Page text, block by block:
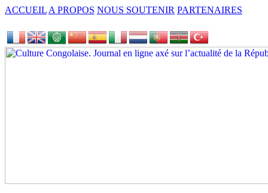
ACCUEIL A PROPOS NOUS SOUTENIR PARTENAIRES